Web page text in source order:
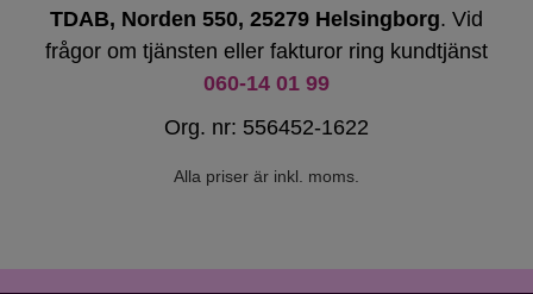
TDAB, Norden 550, 25279 Helsingborg. Vid
frågor om tjänsten eller fakturor ring kundtjänst
060-14 01 99
Org. nr: 556452-1622
Alla priser är inkl. moms.